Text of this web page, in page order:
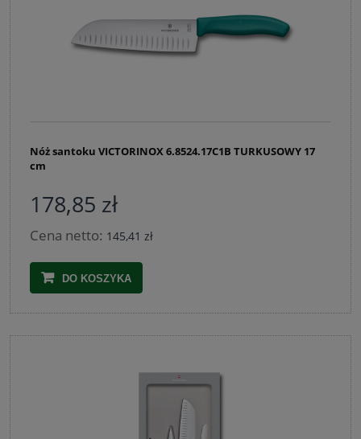
Nóż santoku VICTORINOX 6.8524.17C1B TURKUSOWY 17
cm
178,85 zł
Cena netto: 145,41 zł
DO KOSZYKA